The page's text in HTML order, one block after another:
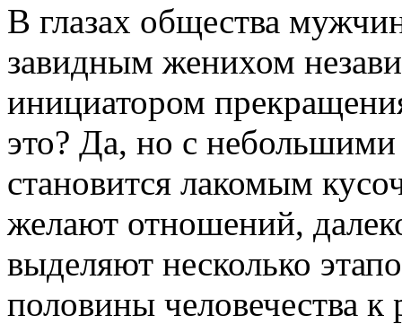
В глазах общества
завидным женихом
инициатором
это? Да, но с
становится лакомым
желают отношений,
выделяют несколько
половины человечества